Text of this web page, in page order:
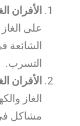
الأفران
على
الشائعة
التسرب.
الأفران
الغاز
مشاكل في